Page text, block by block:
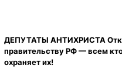
ДЕПУТАТЫ АНТИХРИСТА
правительству РФ — всем
охраняет их!